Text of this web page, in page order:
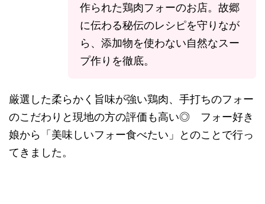
作られた鶏肉フォーのお店。故郷
に伝わる秘伝のレシピを守りなが
ら、添加物を使わない自然なスー
プ作りを徹底。
厳選した柔らかく旨味が強い鶏肉、手打ちのフォー
のこだわりと現地の方の評価も高い◎ フォー好き
娘から「美味しいフォー食べたい」とのことで行っ
てきました。